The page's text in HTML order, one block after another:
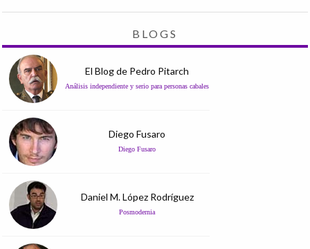
BLOGS
El Blog de Pedro Pitarch
Análisis independiente y serio para personas cabales
Diego Fusaro
Diego Fusaro
Daniel M. López Rodríguez
Posmodernia